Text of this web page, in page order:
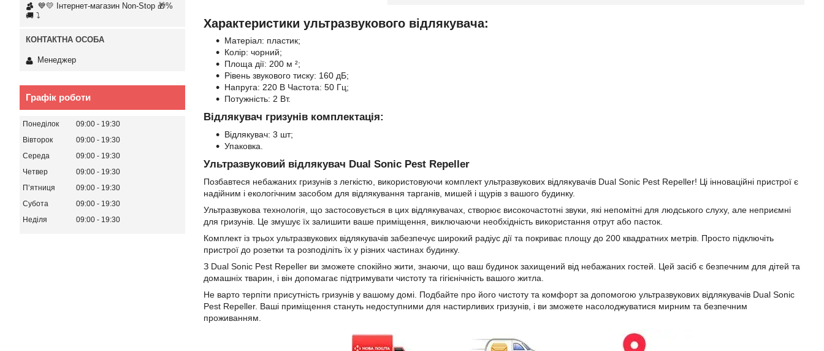
Характеристики ультразвукового відлякувача:
Матеріал: пластик;
Колір: чорний;
Площа дії: 200 м ²;
Рівень звукового тиску: 160 дБ;
Напруга: 220 В Частота: 50 Гц;
Потужність: 2 Вт.
Відлякувач гризунів комплектація:
Відлякувач: 3 шт;
Упаковка.
Ультразвуковий відлякувач Dual Sonic Pest Repeller
Позбавтеся небажаних гризунів з легкістю, використовуючи комплект ультразвукових відлякувачів Dual Sonic Pest Repeller! Ці інноваційні пристрої є
надійним і екологічним засобом для відлякування тарганів, мишей і щурів з вашого будинку.
Ультразвукова технологія, що застосовується в цих відлякувачах, створює високочастотні звуки, які непомітні для людського слуху, але неприємні
для гризунів. Це змушує їх залишити ваше приміщення, виключаючи необхідність використання отрут або пасток.
Комплект із трьох ультразвукових відлякувачів забезпечує широкий радіус дії та покриває площу до 200 квадратних метрів. Просто підключіть
пристрої до розетки та розподіліть їх у різних частинах будинку.
З Dual Sonic Pest Repeller ви зможете спокійно жити, знаючи, що ваш будинок захищений від небажаних гостей. Цей засіб є безпечним для дітей та
домашніх тварин, і він допомагає підтримувати чистоту та гігієнічність вашого житла.
Не варто терпіти присутність гризунів у вашому домі. Подбайте про його чистоту та комфорт за допомогою ультразвукових відлякувачів Dual Sonic
Pest Repeller. Ваші приміщення стануть недоступними для настирливих гризунів, і ви зможете насолоджуватися мирним та безпечним
проживанням.
💙💛 Інтернет-магазин Non-Stop 🎁%
🚚 ⤵
Менеджер
Графік роботи
Понеділок 09:00
19:30
Вівторок
09:00
19:30
Середа
09:00
19:30
Четвер
09:00
19:30
Пʼятниця
09:00
19:30
Субота
09:00
19:30
Неділя
09:00 19:30